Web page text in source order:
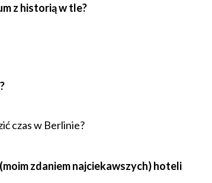
z historią w tle?
czas w Berlinie?
zdaniem najciekawszych) hoteli